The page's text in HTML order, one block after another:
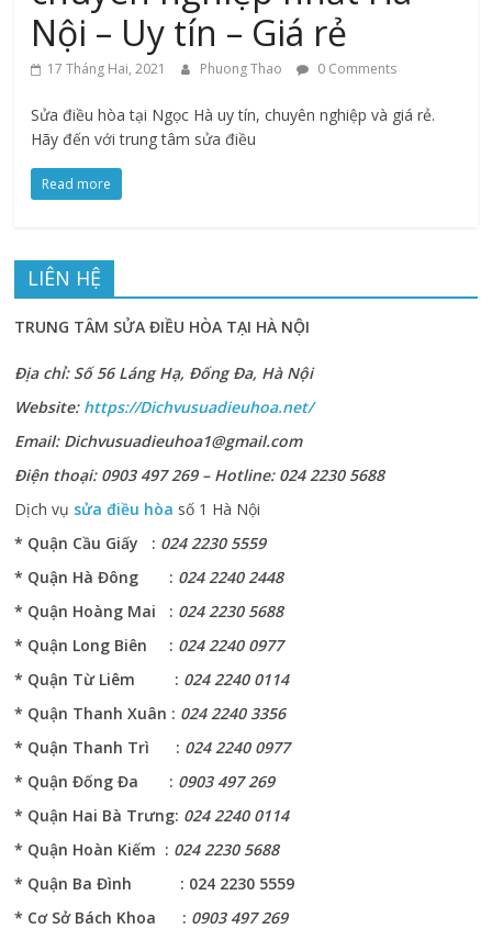
Nội – Uy tín – Giá rẻ
17 Tháng Hai, 2021 Phuong Thao 0 Comments
Sửa điều hòa tại Ngọc Hà uy tín, chuyên nghiệp và giá rẻ.
Hãy đến với trung tâm sửa điều
Read more
LIÊN HỆ
TRUNG TÂM SỬA ĐIỀU HÒA TẠI HÀ NỘI
Địa chỉ: Số 56 Láng Hạ, Đống Đa, Hà Nội
Website: https://Dichvusuadieuhoa.net/
Email: Dichvusuadieuhoa1@gmail.com
Điện thoại: 0903 497 269 – Hotline: 024 2230 5688
Dịch vụ sửa điều hòa số 1 Hà Nội
* Quận Cầu Giấy : 024 2230 5559
* Quận Hà Đông : 024 2240 2448
* Quận Hoàng Mai : 024 2230 5688
* Quận Long Biên : 024 2240 0977
* Quận Từ Liêm : 024 2240 0114
* Quận Thanh Xuân : 024 2240 3356
* Quận Thanh Trì : 024 2240 0977
* Quận Đống Đa : 0903 497 269
* Quận Hai Bà Trưng: 024 2240 0114
* Quận Hoàn Kiếm : 024 2230 5688
* Quận Ba Đình : 024 2230 5559
* Cơ Sở Bách Khoa : 0903 497 269